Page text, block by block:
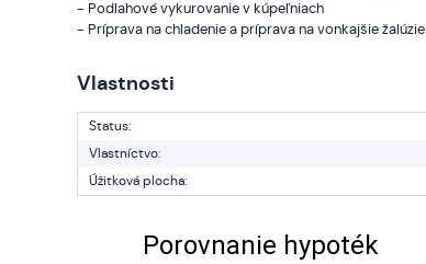
- Podlahové vykurovanie v kúpeľniach
- Príprava na chladenie a príprava na vonkajšie žalúzie
Vlastnosti
Status:
Vlastníctvo:
Úžitková plocha: